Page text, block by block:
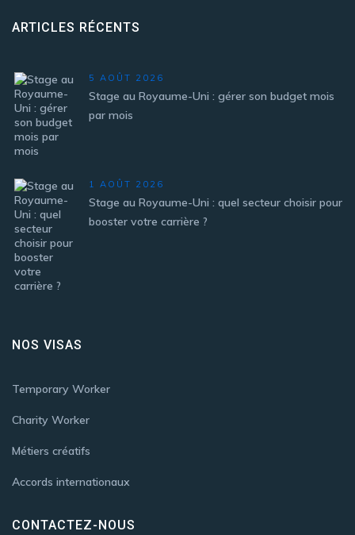
ARTICLES RÉCENTS
5 AOÛT 2026
Stage au Royaume-Uni : gérer son budget mois
par mois
1 AOÛT 2026
Stage au Royaume-Uni : quel secteur choisir pour
booster votre carrière ?
NOS VISAS
Temporary Worker
Charity Worker
Métiers créatifs
Accords internationaux
CONTACTEZ-NOUS